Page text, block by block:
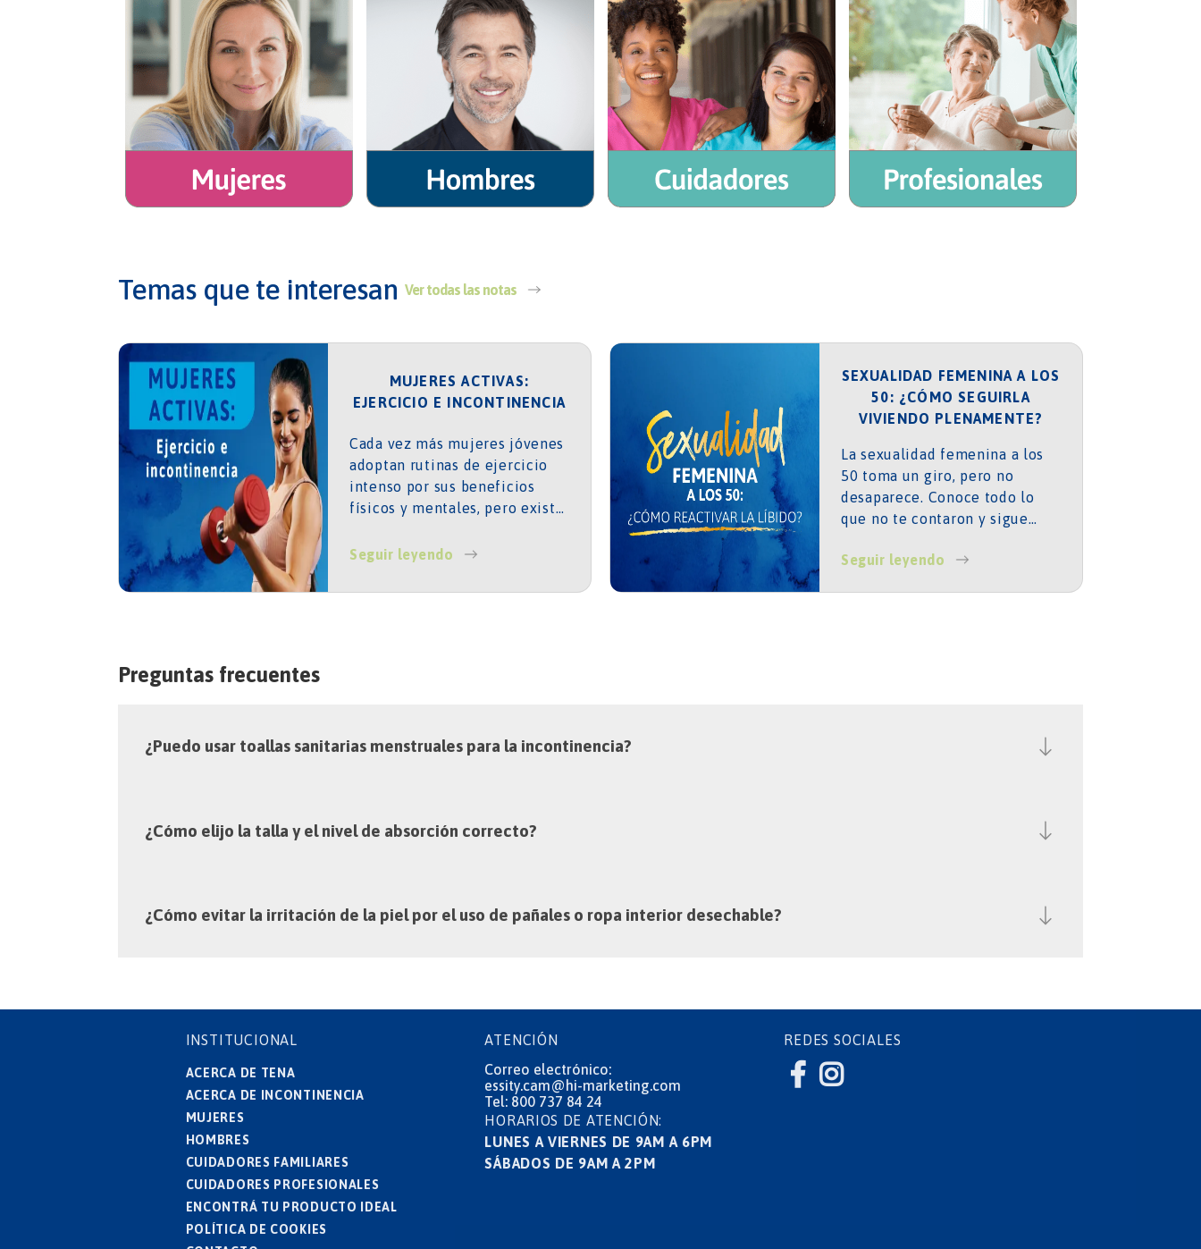
Temas que te interesan Ver todas las notas
MUJERES ACTIVAS:
EJERCICIO E INCONTINENCIA
Cada vez más mujeres jóvenes
adoptan rutinas de ejercicio
intenso por sus beneficios
físicos y mentales, pero existe
también requiere atención: la
ejercicio.
Seguir leyendo
SEXUALIDAD FEMENINA A LOS
50: ¿CÓMO SEGUIRLA
VIVIENDO PLENAMENTE?
La sexualidad femenina a los
50 toma un giro, pero no
desaparece. Conoce todo lo
que no te contaron y sigue
mejora tu salud.
Seguir leyendo
Preguntas frecuentes
¿Puedo usar toallas sanitarias menstruales para la incontinencia?
¿Cómo elijo la talla y el nivel de absorción correcto?
¿Cómo evitar la irritación de la piel por el uso de pañales o ropa interior desechable?
INSTITUCIONAL
ACERCA DE TENA
ACERCA DE INCONTINENCIA
MUJERES
HOMBRES
CUIDADORES FAMILIARES
CUIDADORES PROFESIONALES
ENCONTRÁ TU PRODUCTO IDEAL
POLÍTICA DE COOKIES
ATENCIÓN
Correo electrónico:
essity.cam@hi-marketing.com
Tel: 800 737 84 24
HORARIOS DE ATENCIÓN:
LUNES A VIERNES DE 9AM A 6PM
SÁBADOS DE 9AM A 2PM
REDES SOCIALES